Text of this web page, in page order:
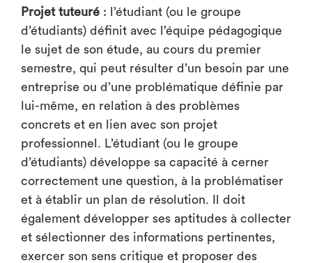
Projet tuteuré : l’étudiant (ou le groupe
d’étudiants) définit avec l’équipe pédagogique
le sujet de son étude, au cours du premier
semestre, qui peut résulter d’un besoin par une
entreprise ou d’une problématique définie par
lui-même, en relation à des problèmes
concrets et en lien avec son projet
professionnel. L’étudiant (ou le groupe
d’étudiants) développe sa capacité à cerner
correctement une question, à la problématiser
et à établir un plan de résolution. Il doit
également développer ses aptitudes à collecter
et sélectionner des informations pertinentes,
exercer son sens critique et proposer des